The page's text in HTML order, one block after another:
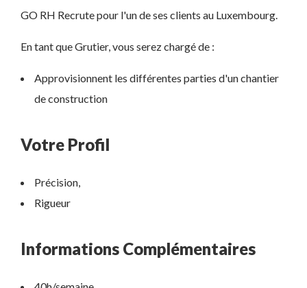
GO RH Recrute pour l'un de ses clients au Luxembourg.
En tant que Grutier, vous serez chargé de :
Approvisionnent les différentes parties d'un chantier
de construction
Votre Profil
Précision,
Rigueur
Informations Complémentaires